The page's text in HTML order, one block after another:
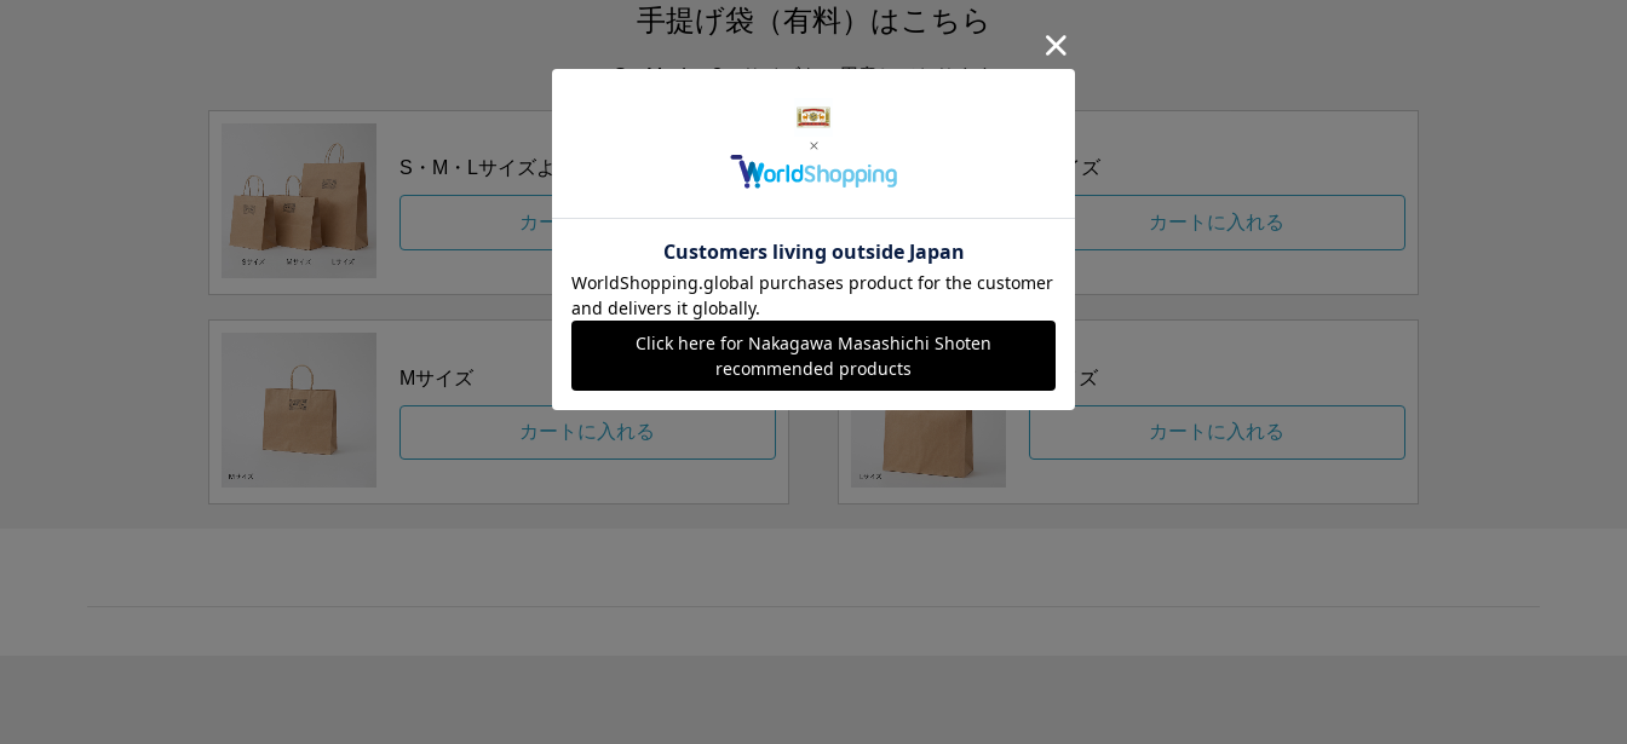
手提げ袋（有料）はこちら
S・M・Lの3つサイズをご用意しております。
S・M・Lサイズより当店にお任せ
カートに入れる
Sサイズ
カートに入れる
Mサイズ
カートに入れる
Lサイズ
カートに入れる